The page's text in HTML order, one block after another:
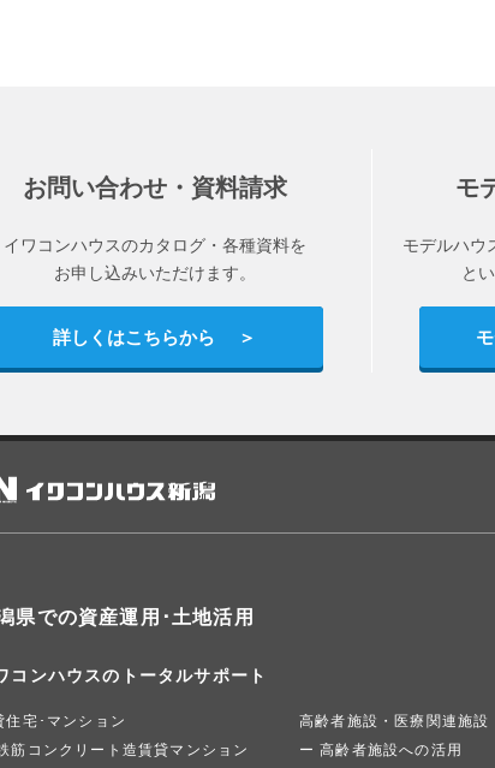
お問い合わせ・資料請求
イワコンハウスのカタログ・各種資料を
お申し込みいただけます。
詳しくはこちらから
モ
モデルハウ
と
県での資産運用･土地活用
コンハウスのトータルサポート
住宅･マンション
筋コンクリート造賃貸マンション
高齢者施設・医療関連施設
高齢者施設への活用